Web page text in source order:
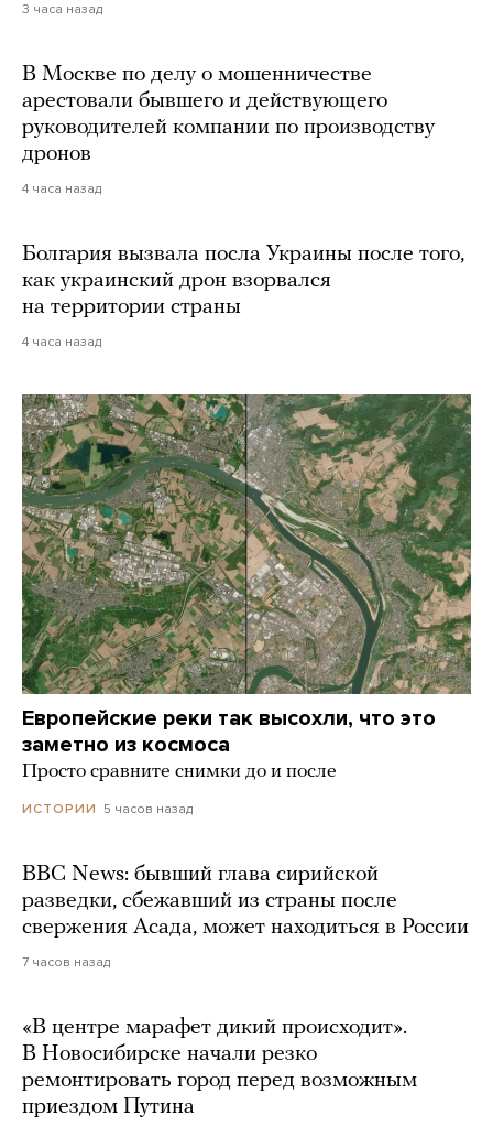
3 часа назад
В Москве по делу о мошенничестве
арестовали бывшего и действующего
руководителей компании по производству
дронов
4 часа назад
Болгария вызвала посла Украины после того,
как украинский дрон взорвался
на территории страны
4 часа назад
Европейские реки так высохли, что это
заметно из космоса
Просто сравните снимки до и после
ИСТОРИИ 5 часов назад
BBC News: бывший глава сирийской
разведки, сбежавший из страны после
свержения Асада, может находиться в России
7 часов назад
«В центре марафет дикий происходит».
В Новосибирске начали резко
ремонтировать город перед возможным
приездом Путина